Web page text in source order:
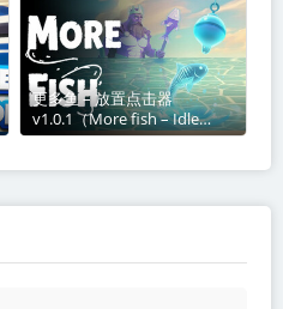
更多鱼 – 放置点击器
v1.0.1（More fish – Idle
Clicker）免安装中文版